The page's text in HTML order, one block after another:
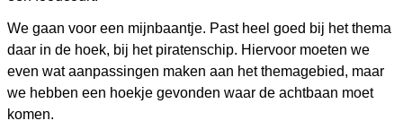
We gaan voor een mijnbaantje. Past heel goed bij het thema
daar in de hoek, bij het piratenschip. Hiervoor moeten we
even wat aanpassingen maken aan het themagebied, maar
we hebben een hoekje gevonden waar de achtbaan moet
komen.